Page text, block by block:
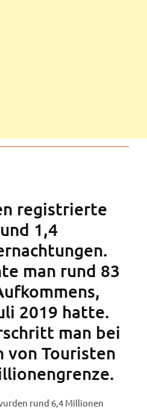
registrierte
1,4
man rund 83
2019 hatte.
man bei
von Touristen
rund 6,4 Millionen